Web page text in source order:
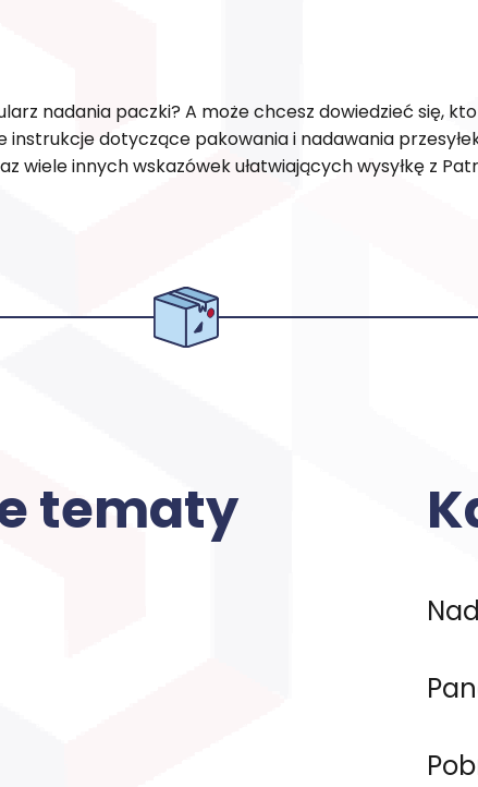
nadania paczki? A może chcesz dowiedzieć się,
dotyczące pakowania i nadawania
innych wskazówek ułatwiających wysyłkę z
tematy